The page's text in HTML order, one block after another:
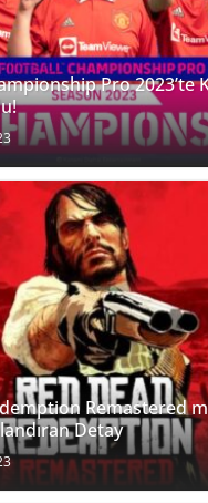
Pro 2023’te
Remastered
Detay